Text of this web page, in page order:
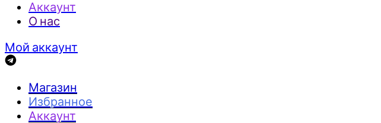
Аккаунт
О нас
Мой аккаунт
Магазин
Избранное
Аккаунт